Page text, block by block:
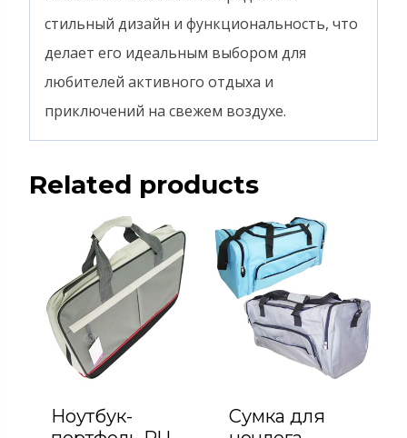
стильный дизайн и функциональность, что
делает его идеальным выбором для
любителей активного отдыха и
приключений на свежем воздухе.
Related products
Ноутбук-
Сумка для